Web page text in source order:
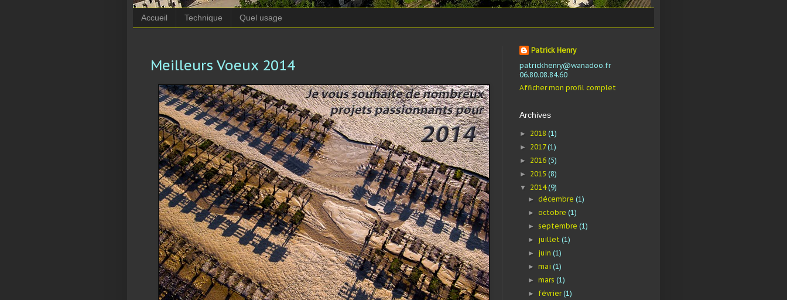
Accueil Technique Quel usage
Meilleurs Voeux 2014
Patrick Henry
patrickhenry@wanadoo.fr
06.80.08.84.60
Afficher mon profil complet
Archives
► 2018 (1)
► 2017(1)
► 2016 (5)
► 2015 (8)
▼ 2014(9)
►décembre(1)
►octobre(1)
► septembre(1)
► juillet(1)
► juin(1)
►mai(1)
►mars(1)
► février(1)